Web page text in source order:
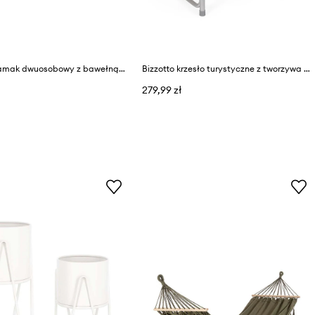
Bizzotto hamak dwuosobowy z bawełną 200 x 140 cm Bizzotto krzesło turystyczne z tworzywa sztucznego 57 x 47 x 79 cm
279,99 zł